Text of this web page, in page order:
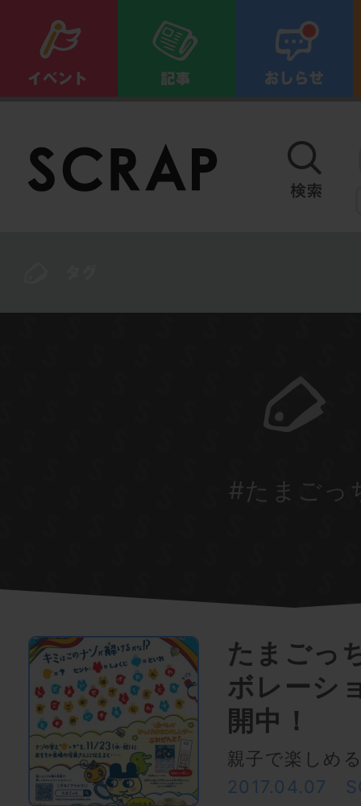
#たまごっ
たまごっ
ボレーシ
開中！
親子で楽しめ
2017.04.07